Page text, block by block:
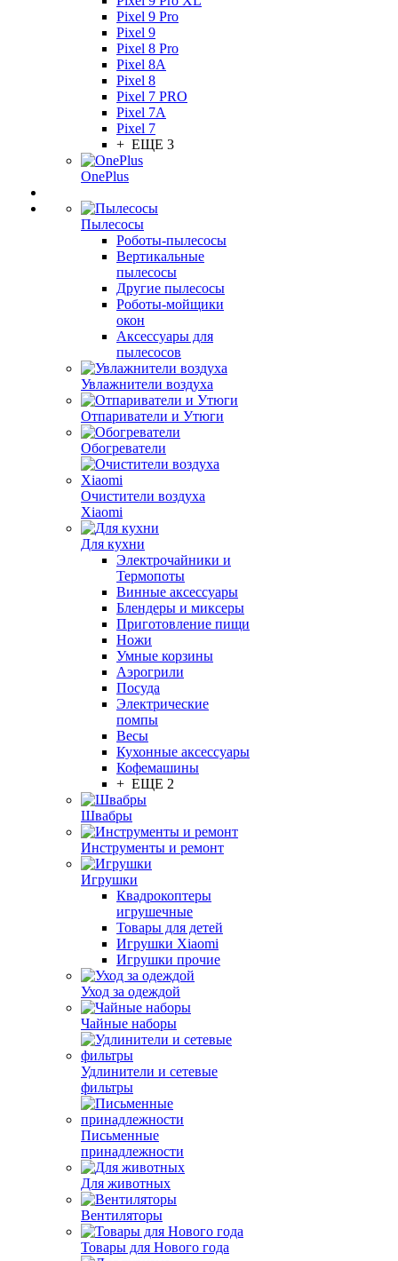
Pixel 9 Pro
Pixel 9
Pixel 8 Pro
Pixel 8A
Pixel 8
Pixel 7 PRO
Pixel 7A
Pixel 7
+ ЕЩЕ 3
OnePlus
Пылесосы
Роботы-пылесосы
Вертикальные
пылесосы
Другие пылесосы
Роботы-мойщики
окон
Аксессуары для
пылесосов
Увлажнители воздуха
Отпариватели и Утюги
Обогреватели
Очистители воздуха
Xiaomi
Для кухни
Электрочайники и
Термопоты
Винные аксессуары
Блендеры и миксеры
Приготовление пищи
Ножи
Умные корзины
Аэрогрили
Посуда
Электрические
помпы
Весы
Кухонные аксессуары
Кофемашины
+ ЕЩЕ 2
Швабры
Инструменты и ремонт
Игрушки
Квадрокоптеры
игрушечные
Товары для детей
Игрушки Xiaomi
Игрушки прочие
Уход за одеждой
Чайные наборы
Удлинители и сетевые
фильтры
Письменные
принадлежности
Для животных
Вентиляторы
Товары для Нового года